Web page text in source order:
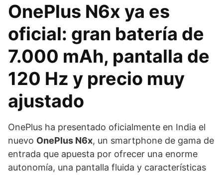
OnePlus N6x ya es
oficial: gran batería de
7.000 mAh, pantalla de
120 Hz y precio muy
ajustado
OnePlus ha presentado oficialmente en India el
nuevo OnePlus N6x, un smartphone de gama de
entrada que apuesta por ofrecer una enorme
autonomía, una pantalla fluida y características